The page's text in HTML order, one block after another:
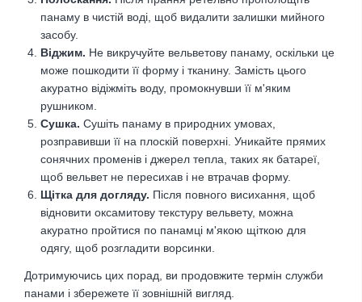
панаму в чистій воді, щоб видалити залишки мийного
засобу.
Віджим. Не викручуйте вельветову панаму, оскільки це
може пошкодити її форму і тканину. Замість цього
акуратно відіжміть воду, промокнувши її м'яким
рушником.
Сушка. Сушіть панаму в природних умовах,
розправивши її на плоскій поверхні. Уникайте прямих
сонячних променів і джерел тепла, таких як батареї,
щоб вельвет не пересихав і не втрачав форму.
Щітка для догляду. Після повного висихання, щоб
відновити оксамитову текстуру вельвету, можна
акуратно пройтися по панамці м'якою щіткою для
одягу, щоб розгладити ворсинки.
Дотримуючись цих порад, ви продовжите термін служби
панами і збережете її зовнішній вигляд.